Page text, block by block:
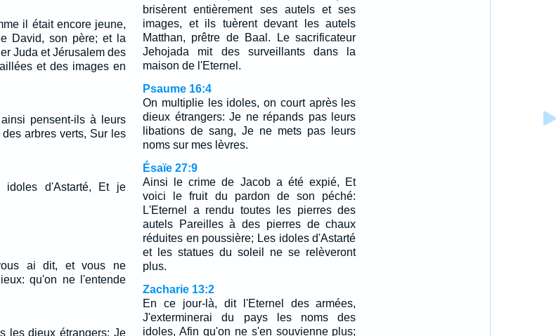
il était encore jeune,
David, son père; et la
Juda et Jérusalem des
et des images en
pensent-ils à leurs
arbres verts, Sur les
idoles d'Astarté, Et je
ai dit, et vous ne
qu'on ne l'entende
les dieux étrangers: Je
brisèrent entièrement ses autels et ses
images, et ils tuèrent devant les autels
Matthan, prêtre de Baal. Le sacrificateur
Jehojada mit des surveillants dans la
maison de l'Eternel.
Psaume 16:4
On multiplie les idoles, on court après les
dieux étrangers: Je ne répands pas leurs
libations de sang, Je ne mets pas leurs
noms sur mes lèvres.
Ésaïe 27:9
Ainsi le crime de Jacob a été expié, Et
voici le fruit du pardon de son péché:
L'Eternel a rendu toutes les pierres des
autels Pareilles à des pierres de chaux
réduites en poussière; Les idoles d'Astarté
et les statues du soleil ne se relèveront
plus.
Zacharie 13:2
En ce jour-là, dit l'Eternel des armées,
J'exterminerai du pays les noms des
idoles, Afin qu'on ne s'en souvienne plus;